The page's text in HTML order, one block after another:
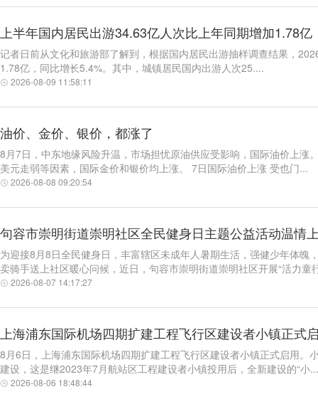
上半年国内居民出游34.63亿人次比上年同期增加1.78
记者日前从文化和旅游部了解到，根据国内居民出游抽样调查结果，
1.78亿，同比增长5.4%。其中，城镇居民国内出游人次25....
2026-08-09 11:58:11
油价、金价、银价，都涨了
8月7日，中东地缘风险升温，市场担忧原油供应受影响，国际油价上涨
美元走弱等因素，国际金价和银价均上涨。 7日国际油价上涨 受也门...
2026-08-08 09:20:54
句容市崇明街道崇明社区全民健身日主题公益活动温情
为迎接8月8日全民健身日，丰富辖区未成年人暑期生活，强健少年体
卖骑手送上社区暖心问候，近日，句容市崇明街道崇明社区开展“活力童
2026-08-07 14:17:27
上海浦东国际机场四期扩建工程飞行区建设者小镇正式
8月6日，上海浦东国际机场四期扩建工程飞行区建设者小镇正式启用。
建设，这是继2023年7月航站区工程建设者小镇投用后，全新建设的“小...
2026-08-06 18:48:44